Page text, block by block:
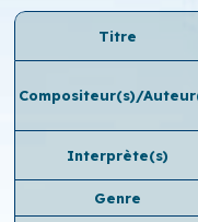
Titre
Compositeur(s)/
Interprète(s)
Genre